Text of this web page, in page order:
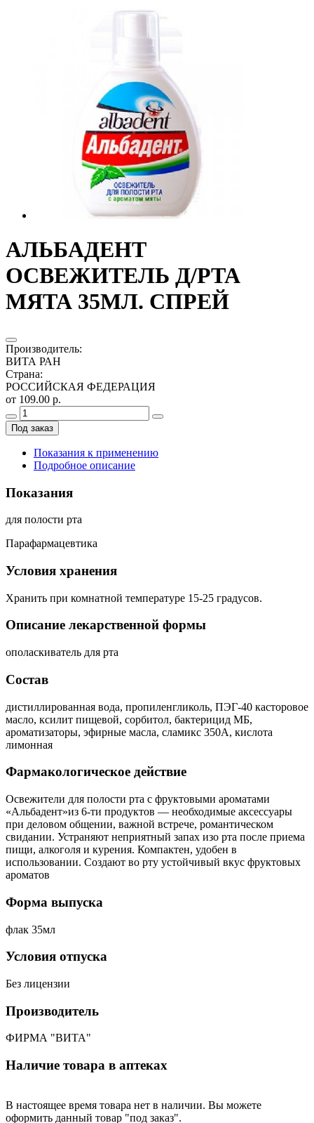
АЛЬБАДЕНТ
ОСВЕЖИТЕЛЬ Д/РТА
МЯТА 35МЛ. СПРЕЙ
Производитель:
ВИТА РАН
Страна:
РОССИЙСКАЯ ФЕДЕРАЦИЯ
от 109.00 р.
Под заказ
Показания к применению
Подробное описание
Показания
для полости рта
Парафармацевтика
Условия хранения
Хранить при комнатной температуре 15-25 градусов.
Описание лекарственной формы
ополаскиватель для рта
Состав
дистиллированная вода, пропиленгликоль, ПЭГ-40 касторовое
масло, ксилит пищевой, сорбитол, бактерицид МБ,
ароматизаторы, эфирные масла, сламикс 350А, кислота
лимонная
Фармакологическое действие
Освежители для полости рта с фруктовыми ароматами
«Альбадент»из 6-ти продуктов — необходимые аксессуары
при деловом общении, важной встрече, романтическом
свидании. Устраняют неприятный запах изо рта после приема
пищи, алкоголя и курения. Компактен, удобен в
использовании. Создают во рту устойчивый вкус фруктовых
ароматов
Форма выпуска
флак 35мл
Условия отпуска
Без лицензии
Производитель
ФИРМА "ВИТА"
Наличие товара в аптеках
В настоящее время товара нет в наличии. Вы можете
оформить данный товар "под заказ".